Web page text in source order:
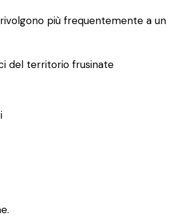
più frequentemente a un
del territorio frusinate